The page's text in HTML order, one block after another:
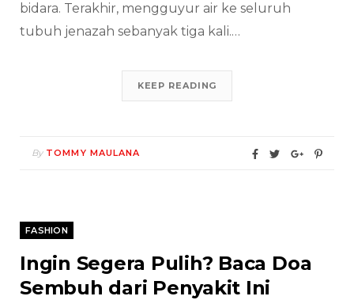
bidara. Terakhir, mengguyur air ke seluruh
tubuh jenazah sebanyak tiga kali.…
KEEP READING
By TOMMY MAULANA
FASHION
Ingin Segera Pulih? Baca Doa
Sembuh dari Penyakit Ini